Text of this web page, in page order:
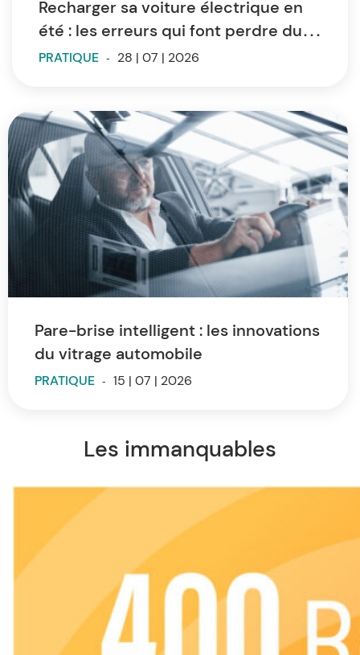
Recharger sa voiture électrique en
été : les erreurs qui font perdre du
temps et de l’autonomie
PRATIQUE - 28 | 07 | 2026
Pare-brise intelligent : les innovations
du vitrage automobile
PRATIQUE - 15 | 07 | 2026
Les immanquables